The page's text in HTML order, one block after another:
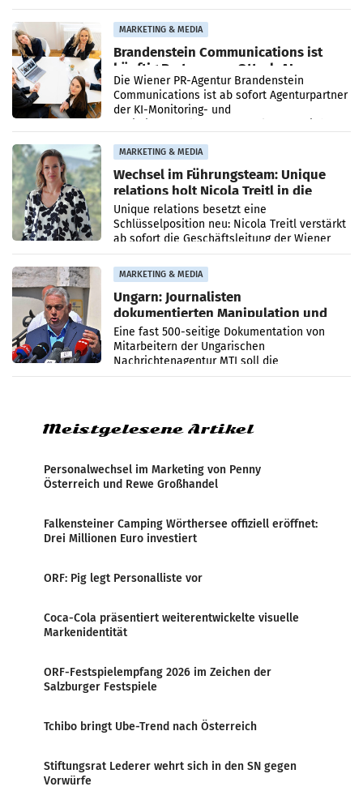
MARKETING & MEDIA
Brandenstein Communications ist
künftig Partner von OtterlyAI
Die Wiener PR-Agentur Brandenstein
Communications ist ab sofort Agenturpartner
der KI-Monitoring- und
MARKETING & MEDIA
Wechsel im Führungsteam: Unique
relations holt Nicola Treitl in die
Geschäftsleitung
Unique relations besetzt eine
Schlüsselposition neu: Nicola Treitl verstärkt
ab sofort die Geschäftsleitung der Wiener
PR-Agentur an der Seite von Josef Kalina und
Anna Kalina-Mahr.
MARKETING & MEDIA
Ungarn: Journalisten
dokumentierten Manipulation und
Zensur
Eine fast 500-seitige Dokumentation von
Mitarbeitern der Ungarischen
Nachrichtenagentur MTI soll die
systematische Nachrichten-Manipulation und
Meistgelesene Artikel
Personalwechsel im Marketing von Penny
Österreich und Rewe Großhandel
Falkensteiner Camping Wörthersee offiziell eröffnet:
Drei Millionen Euro investiert
ORF: Pig legt Personalliste vor
Coca-Cola präsentiert weiterentwickelte visuelle
Markenidentität
ORF-Festspielempfang 2026 im Zeichen der
Salzburger Festspiele
Tchibo bringt Ube-Trend nach Österreich
Stiftungsrat Lederer wehrt sich in den SN gegen
Vorwürfe